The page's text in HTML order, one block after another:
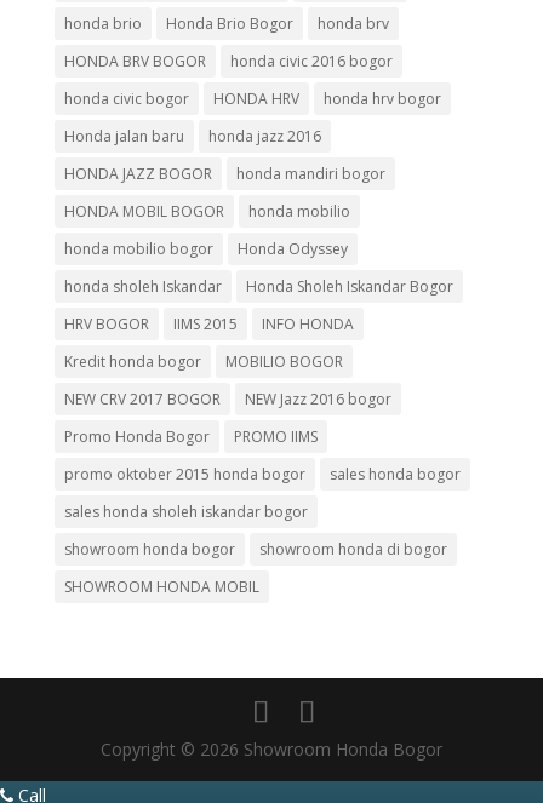
honda brio
Honda Brio Bogor
honda brv
HONDA BRV BOGOR
honda civic 2016 bogor
honda civic bogor
HONDA HRV
honda hrv bogor
Honda jalan baru
honda jazz 2016
HONDA JAZZ BOGOR
honda mandiri bogor
HONDA MOBIL BOGOR
honda mobilio
honda mobilio bogor
Honda Odyssey
honda sholeh Iskandar
Honda Sholeh Iskandar Bogor
HRV BOGOR
IIMS 2015
INFO HONDA
Kredit honda bogor
MOBILIO BOGOR
NEW CRV 2017 BOGOR
NEW Jazz 2016 bogor
Promo Honda Bogor
PROMO IIMS
promo oktober 2015 honda bogor
sales honda bogor
sales honda sholeh iskandar bogor
showroom honda bogor
showroom honda di bogor
SHOWROOM HONDA MOBIL
Copyright © 2026 Showroom Honda Bogor
Call